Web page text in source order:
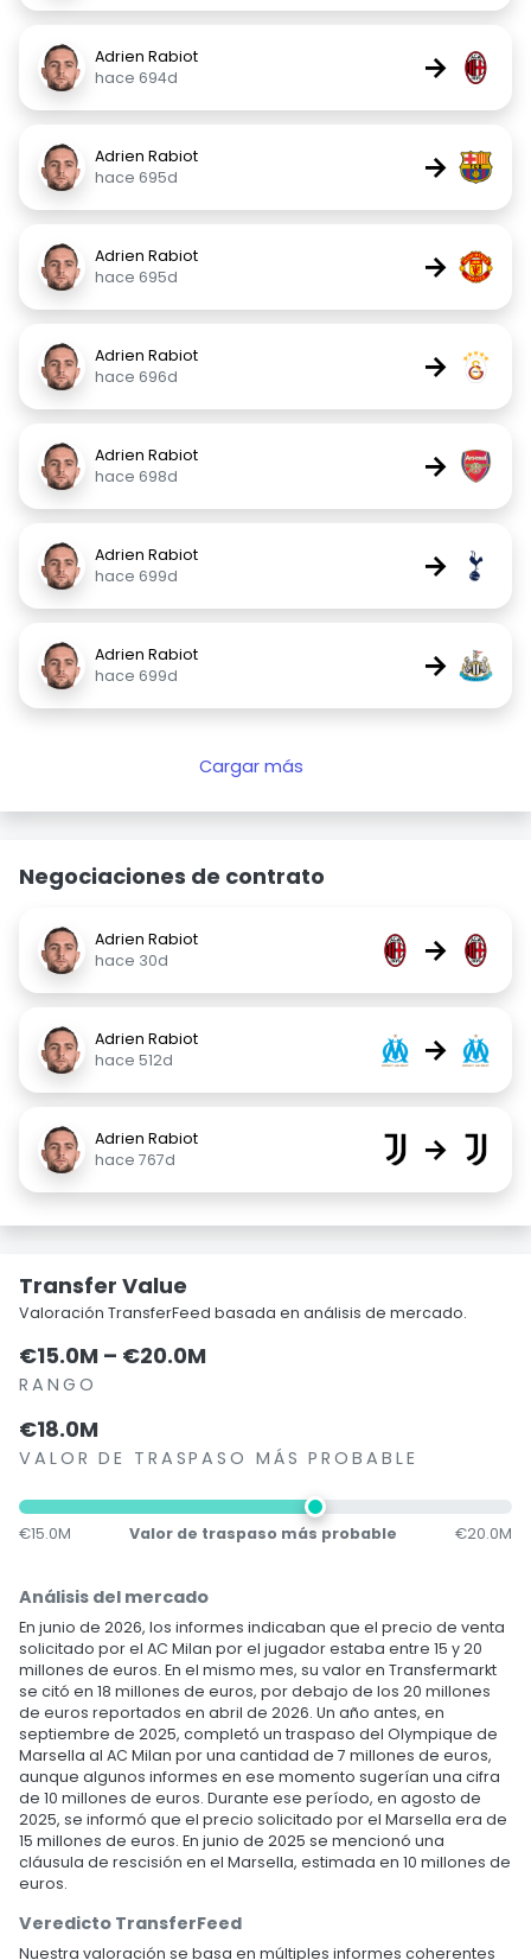
Adrien Rabiot
hace 694d
→
Adrien Rabiot
hace 695d
→
Adrien Rabiot
hace 695d
→
Adrien Rabiot
hace 696d
→
Adrien Rabiot
hace 698d
→
Adrien Rabiot
hace 699d
→
Adrien Rabiot
hace 699d
→
Cargar más
Negociaciones de contrato
Adrien Rabiot
hace 30d
→
Adrien Rabiot
hace 512d
→
Adrien Rabiot
hace 767d
→
Transfer Value
Valoración TransferFeed basada en análisis de mercado.
€15.0M – €20.0M
RANGO
€18.0M
VALOR DE TRASPASO MÁS PROBABLE
€15.0M Valor de traspaso más probable €20.0M
Análisis del mercado
En junio de 2026, los informes indicaban que el precio de venta
solicitado por el AC Milan por el jugador estaba entre 15 y 20
millones de euros. En el mismo mes, su valor en Transfermarkt
se citó en 18 millones de euros, por debajo de los 20 millones
de euros reportados en abril de 2026. Un año antes, en
septiembre de 2025, completó un traspaso del Olympique de
Marsella al AC Milan por una cantidad de 7 millones de euros,
aunque algunos informes en ese momento sugerían una cifra
de 10 millones de euros. Durante ese período, en agosto de
2025, se informó que el precio solicitado por el Marsella era de
15 millones de euros. En junio de 2025 se mencionó una
cláusula de rescisión en el Marsella, estimada en 10 millones de
euros.
Veredicto TransferFeed
Nuestra valoración se basa en múltiples informes coherentes